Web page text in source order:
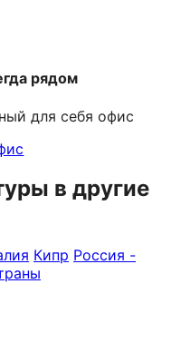
рядом
для себя офис
в другие
Кипр Россия -